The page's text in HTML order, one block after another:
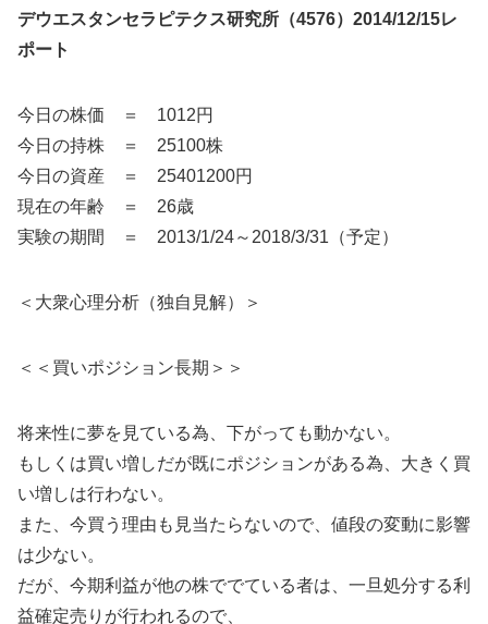
デウエスタンセラピテクス研究所（4576）2014/12/15レ
ポート
今日の株価 ＝ 1012円
今日の持株 ＝ 25100株
今日の資産 ＝ 25401200円
現在の年齢 ＝ 26歳
実験の期間 ＝ 2013/1/24～2018/3/31（予定）
＜大衆心理分析（独自見解）＞
＜＜買いポジション長期＞＞
将来性に夢を見ている為、下がっても動かない。
もしくは買い増しだが既にポジションがある為、大きく買
い増しは行わない。
また、今買う理由も見当たらないので、値段の変動に影響
は少ない。
だが、今期利益が他の株ででている者は、一旦処分する利
益確定売りが行われるので、